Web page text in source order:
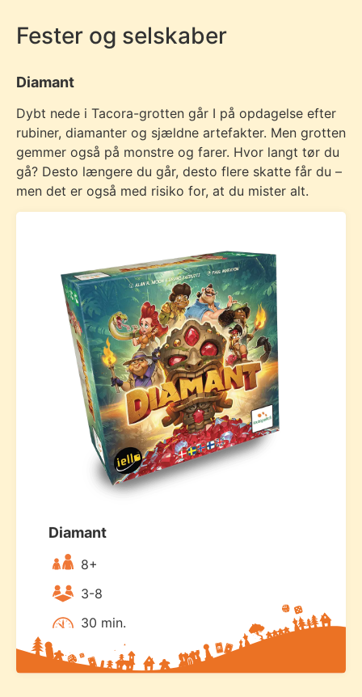
Fester og selskaber
Diamant
Dybt nede i Tacora-grotten går I på opdagelse efter
rubiner, diamanter og sjældne artefakter. Men grotten
gemmer også på monstre og farer. Hvor langt tør du
gå? Desto længere du går, desto flere skatte får du –
men det er også med risiko for, at du mister alt.
Diamant
8+
3-8
30 min.